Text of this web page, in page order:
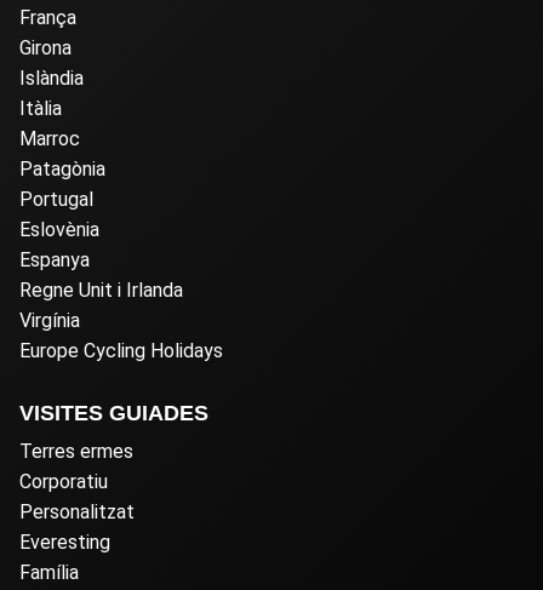
França
Girona
Islàndia
Itàlia
Marroc
Patagònia
Portugal
Eslovènia
Espanya
Regne Unit i Irlanda
Virgínia
Europe Cycling Holidays
VISITES GUIADES
Terres ermes
Corporatiu
Personalitzat
Everesting
Família